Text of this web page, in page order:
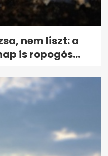
nem liszt: a
is ropogós...